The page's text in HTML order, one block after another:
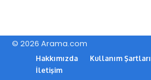
© 2026 Arama.com
Hakkımızda Kullanım Şartları
İletişim